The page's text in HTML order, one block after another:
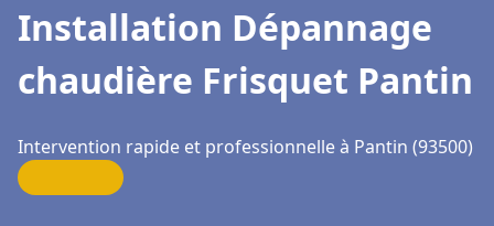
Installation Dépannage
chaudière Frisquet Pantin
Intervention rapide et professionnelle à Pantin (93500)